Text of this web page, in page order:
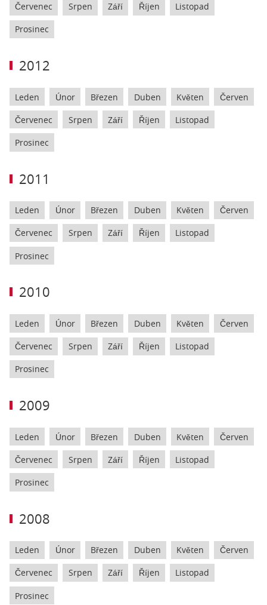
Červenec Srpen Září Říjen Listopad
Prosinec
2012
Leden Únor Březen Duben Květen Červen
Červenec Srpen Září Říjen Listopad
Prosinec
2011
Leden Únor Březen Duben Květen Červen
Červenec Srpen Září Říjen Listopad
Prosinec
2010
Leden Únor Březen Duben Květen Červen
Červenec Srpen Září Říjen Listopad
Prosinec
2009
Leden Únor Březen Duben Květen Červen
Červenec Srpen Září Říjen Listopad
Prosinec
2008
Leden Únor Březen Duben Květen Červen
Červenec Srpen Září Říjen Listopad
Prosinec